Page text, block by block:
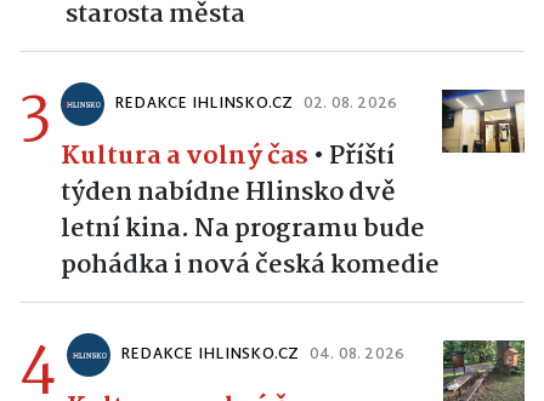
starosta města
3 REDAKCE IHLINSKO.CZ 02. 08. 2026
Kultura a volný čas • Příští
týden nabídne Hlinsko dvě
letní kina. Na programu bude
pohádka i nová česká komedie
4 REDAKCE IHLINSKO.CZ 04. 08. 2026